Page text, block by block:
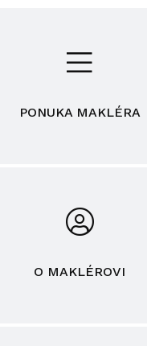
PONUKA MAKLÉRA
O MAKLÉROVI